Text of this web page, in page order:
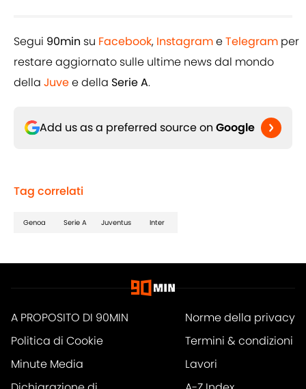
Segui 90min su Facebook, InstagrameTelegram per
restare aggiornato sulle ultime news dal mondo
della Juvee della Serie A.
Add us as a preferred source on Google
Tag correlati
Genoa Serie A Juventus Inter
A PROPOSITO DI 90MIN
Norme della privacy
Politica di Cookie
Termini & condizioni
Minute Media
Lavori